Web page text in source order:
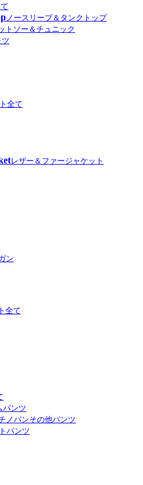
ノースリーブ＆タンクトップ
トソー＆チュニック
全て
レザー＆ファージャケット
ン
全て
パンツ
ノパンその他パンツ
パンツ